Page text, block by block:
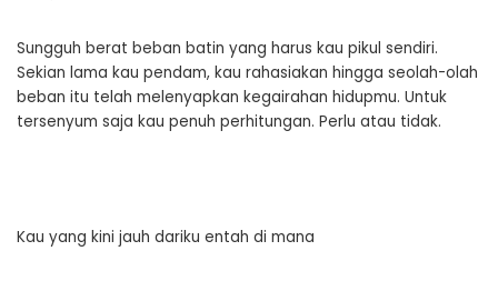
Sungguh berat beban batin yang harus kau pikul sendiri.
Sekian lama kau pendam, kau rahasiakan hingga seolah-olah
beban itu telah melenyapkan kegairahan hidupmu. Untuk
tersenyum saja kau penuh perhitungan. Perlu atau tidak.
Kau yang kini jauh dariku entah di mana